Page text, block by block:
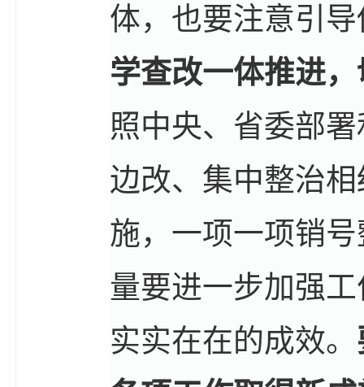
体，也要注意引
学查改一体推进
照中央、省委部
边改、集中整治
施，一项一项销
量要进一步加强
实实在在的成效。